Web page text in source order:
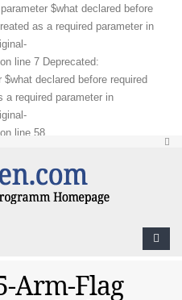
$what declared before
as a required parameter in
line 7 Deprecated:
declared before required
a required parameter in
line 58
Arm-Flag